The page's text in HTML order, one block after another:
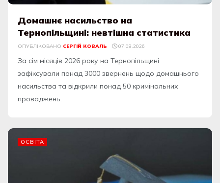
Домашнє насильство на
Тернопільщині: невтішна статистика
ОПУБЛІКОВАНО СЕРГІЙ КОВАЛЬ 07.08.2026
За сім місяців 2026 року на Тернопільщині
зафіксували понад 3000 звернень щодо домашнього
насильства та відкрили понад 50 кримінальних
проваджень.
ОСВІТА